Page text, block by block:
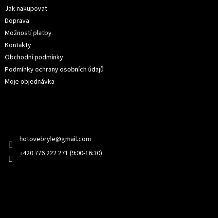
Jak nakupovat
Doprava
Možností platby
Kontakty
Obchodní podmínky
Podmínky ochrany osobních údajů
Moje objednávka
hotovebryle@gmail.com
+420 776 222 271 (9:00-16:30)